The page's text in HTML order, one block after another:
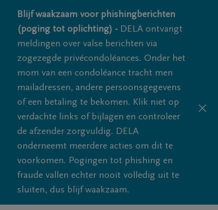
Blijf waakzaam voor phishingberichten
(poging tot oplichting) - DELA ontvangt
meldingen over valse berichten via
zogezegde privécondoléances. Onder het
mom van een condoléance tracht men
mailadressen, andere persoonsgegevens
of een betaling te bekomen. Klik niet op
verdachte links of bijlagen en controleer
de afzender zorgvuldig. DELA
onderneemt meerdere acties om dit te
voorkomen. Pogingen tot phishing en
fraude vallen echter nooit volledig uit te
sluiten, dus blijf waakzaam.